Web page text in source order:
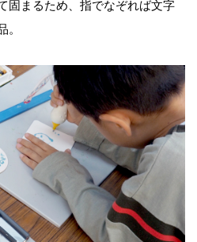
固まるため、指でなぞれば文字
。